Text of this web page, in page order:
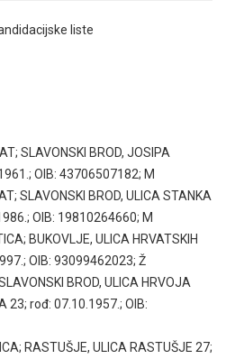
liste
SLAVONSKI BROD, JOSIPA
OIB: 43706507182; M
SLAVONSKI BROD, ULICA STANKA
OIB: 19810264660; M
BUKOVLJE, ULICA HRVATSKIH
OIB: 93099462023; Ž
BROD, ULICA HRVOJA
23; rođ: 07.10.1957.; OIB:
RASTUŠJE, ULICA RASTUŠJE 27;